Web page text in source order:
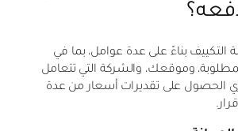
التكييف بناءً على عدة عوامل، بما في
وموقعك، والشركة التي تتعامل
الحصول على تقديرات أسعار من عدة